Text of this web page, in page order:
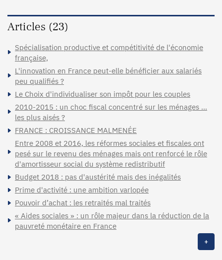
Articles (23)
Spécialisation productive et compétitivité de l'économie
française,
L'innovation en France peut-elle bénéficier aux salariés
peu qualifiés ?
Le Choix d'individualiser son impôt pour les couples
2010-2015 : un choc fiscal concentré sur les ménages …
les plus aisés ?
FRANCE : CROISSANCE MALMENÉE
Entre 2008 et 2016, les réformes sociales et fiscales ont
pesé sur le revenu des ménages mais ont renforcé le rôle
d'amortisseur social du système redistributif
Budget 2018 : pas d'austérité mais des inégalités
Prime d'activité : une ambition varlopée
Pouvoir d’achat : les retraités mal traités
« Aides sociales » : un rôle majeur dans la réduction de la
pauvreté monétaire en France
+